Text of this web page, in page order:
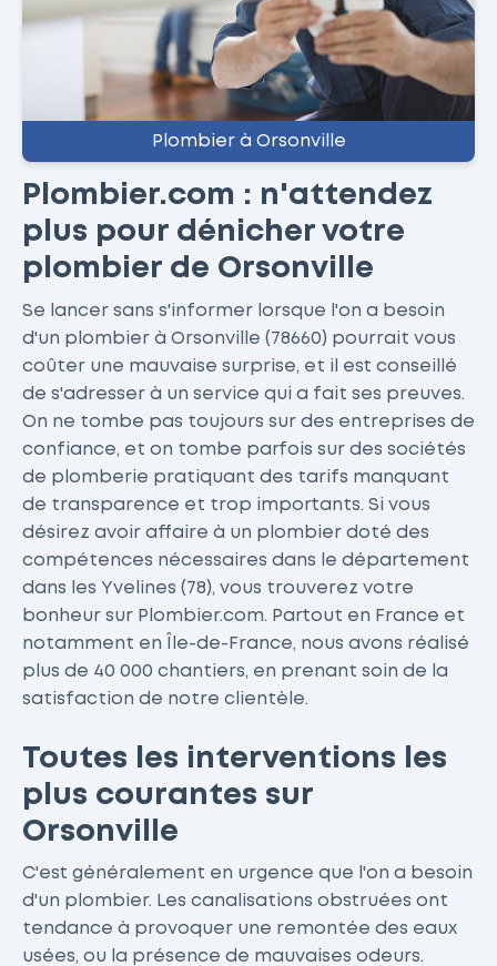
Plombier à Orsonville
Plombier.com : n'attendez
plus pour dénicher votre
plombier de Orsonville
Se lancer sans s'informer lorsque l'on a besoin
d'un plombier à Orsonville (78660) pourrait vous
coûter une mauvaise surprise, et il est conseillé
de s'adresser à un service qui a fait ses preuves.
On ne tombe pas toujours sur des entreprises de
confiance, et on tombe parfois sur des sociétés
de plomberie pratiquant des tarifs manquant
de transparence et trop importants. Si vous
désirez avoir affaire à un plombier doté des
compétences nécessaires dans le département
dans les Yvelines (78), vous trouverez votre
bonheur sur Plombier.com. Partout en France et
notamment en Île-de-France, nous avons réalisé
plus de 40 000 chantiers, en prenant soin de la
satisfaction de notre clientèle.
Toutes les interventions les
plus courantes sur
Orsonville
C'est généralement en urgence que l'on a besoin
d'un plombier. Les canalisations obstruées ont
tendance à provoquer une remontée des eaux
usées, ou la présence de mauvaises odeurs.